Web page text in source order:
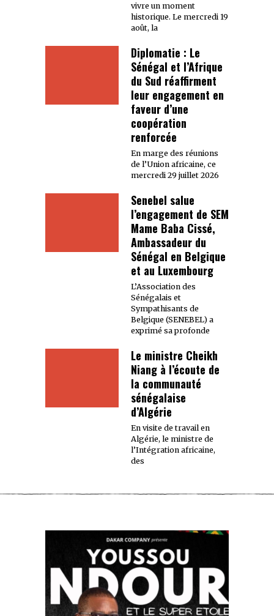
vivre un moment
historique. Le mercredi 19
août, la
Diplomatie : Le
Sénégal et l’Afrique
du Sud réaffirment
leur engagement en
faveur d’une
coopération
renforcée
En marge des réunions
de l’Union africaine, ce
mercredi 29 juillet 2026
Senebel salue
l’engagement de SEM
Mame Baba Cissé,
Ambassadeur du
Sénégal en Belgique
et au Luxembourg
L’Association des
Sénégalais et
Sympathisants de
Belgique (SENEBEL) a
exprimé sa profonde
Le ministre Cheikh
Niang à l’écoute de
la communauté
sénégalaise
d’Algérie
En visite de travail en
Algérie, le ministre de
l’Intégration africaine,
des